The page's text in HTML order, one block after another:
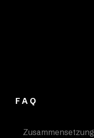
FAQ
Zusammensetzung